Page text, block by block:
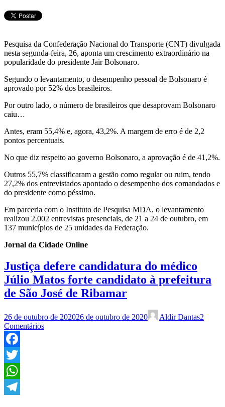
Pesquisa da Confederação Nacional do Transporte (CNT) divulgada
nesta segunda-feira, 26, aponta um crescimento extraordinário na
popularidade do presidente Jair Bolsonaro.
Segundo o levantamento, o desempenho pessoal de Bolsonaro é
aprovado por 52% dos brasileiros.
Por outro lado, o número de brasileiros que desaprovam Bolsonaro
caiu…
Antes, eram 55,4% e, agora, 43,2%. A margem de erro é de 2,2
pontos percentuais.
No que diz respeito ao governo Bolsonaro, a aprovação é de 41,2%.
Outros 55,7% classificaram a gestão como regular ou ruim, tendo
27,2% dos entrevistados apontado o desempenho dos comandados e
do presidente como péssimo.
Em parceria com o Instituto de Pesquisa MDA, o levantamento
realizou 2.002 entrevistas presenciais, de 21 a 24 de outubro, em
137 municípios de 25 unidades da Federação.
Jornal da Cidade Online
Justiça defere candidatura do médico
Júlio Matos forte candidato à prefeitura
de São José de Ribamar
26 de outubro de 202026 de outubro de 2020 Aldir Dantas2
Comentários
Facebook
Twitter
WhatsApp